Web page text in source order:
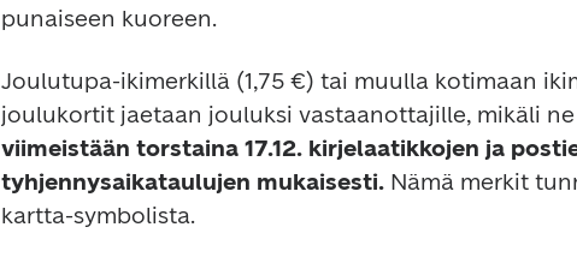
Joulutupa-ikimerkillä (1,75 €) tai muulla kotimaan
viimeistään torstaina 17.12. kirjelaatikkojen ja
tyhjennysaikataulujen mukaisesti. Nämä merkit